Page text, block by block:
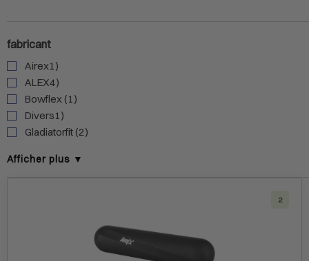
fabricant
Airex1)
ALEX4)
Bowflex (1)
Divers1)
Gladiatorfit (2)
Afficher plus ▼
2